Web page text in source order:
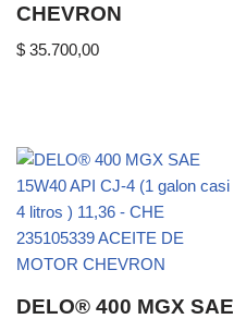
CHEVRON
$ 35.700,00
DELO® 400 MGX SAE